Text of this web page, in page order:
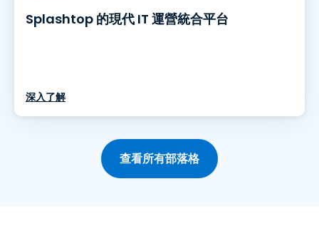
Splashtop 的現代 IT 運營統合平台
深入了解
查看所有部落格